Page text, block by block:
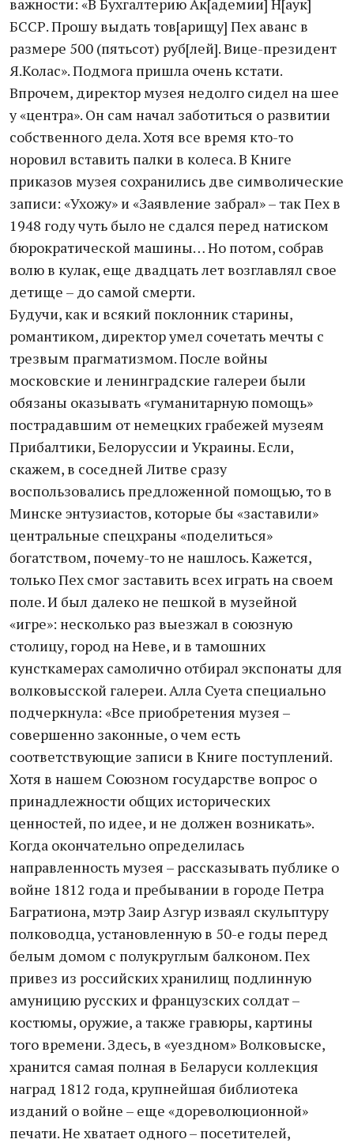
важности: «В Бухгалтерию Ак[адемии] Н[аук]
БССР. Прошу выдать тов[арищу] Пех аванс в
размере 500 (пятьсот) руб[лей]. Вице-президент
Я.Колас». Подмога пришла очень кстати.
Впрочем, директор музея недолго сидел на шее
у «центра». Он сам начал заботиться о развитии
собственного дела. Хотя все время кто-то
норовил вставить палки в колеса. В Книге
приказов музея сохранились две символические
записи: «Ухожу» и «Заявление забрал» – так Пех в
1948 году чуть было не сдался перед натиском
бюрократической машины… Но потом, собрав
волю в кулак, еще двадцать лет возглавлял свое
детище – до самой смерти.
Будучи, как и всякий поклонник старины,
романтиком, директор умел сочетать мечты с
трезвым прагматизмом. После войны
московские и ленинградские галереи были
обязаны оказывать «гуманитарную помощь»
пострадавшим от немецких грабежей музеям
Прибалтики, Белоруссии и Украины. Если,
скажем, в соседней Литве сразу
воспользовались предложенной помощью, то в
Минске энтузиастов, которые бы «заставили»
центральные спецхраны «поделиться»
богатством, почему-то не нашлось. Кажется,
только Пех смог заставить всех играть на своем
поле. И был далеко не пешкой в музейной
«игре»: несколько раз выезжал в союзную
столицу, город на Неве, и в тамошних
кунсткамерах самолично отбирал экспонаты для
волковысской галереи. Алла Суета специально
подчеркнула: «Все приобретения музея –
совершенно законные, о чем есть
соответствующие записи в Книге поступлений.
Хотя в нашем Союзном государстве вопрос о
принадлежности общих исторических
ценностей, по идее, и не должен возникать».
Когда окончательно определилась
направленность музея – рассказывать публике о
войне 1812 года и пребывании в городе Петра
Багратиона, мэтр Заир Азгур изваял скульптуру
полководца, установленную в 50-е годы перед
белым домом с полукруглым балконом. Пех
привез из российских хранилищ подлинную
амуницию русских и французских солдат –
костюмы, оружие, а также гравюры, картины
того времени. Здесь, в «уездном» Волковыске,
хранится самая полная в Беларуси коллекция
наград 1812 года, крупнейшая библиотека
изданий о войне – еще «дореволюционной»
печати. Не хватает одного – посетителей,